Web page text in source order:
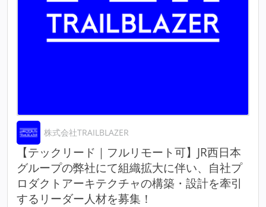
株式会社TRAILBLAZER
【テックリード｜フルリモート可】JR西日本
グループの弊社にて組織拡大に伴い、自社プ
ロダクトアーキテクチャの構築・設計を牽引
するリーダー人材を募集！